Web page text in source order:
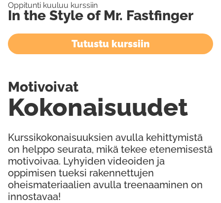
Oppitunti kuuluu kurssiin
In the Style of Mr. Fastfinger
Tutustu kurssiin
Kurssikokonaisuuksien avulla kehittymistä
on helppo seurata, mikä tekee etenemisestä
motivoivaa. Lyhyiden videoiden ja
oppimisen tueksi rakennettujen
oheismateriaalien avulla treenaaminen on
innostavaa!
Kokonaisuudet
Motivoivat